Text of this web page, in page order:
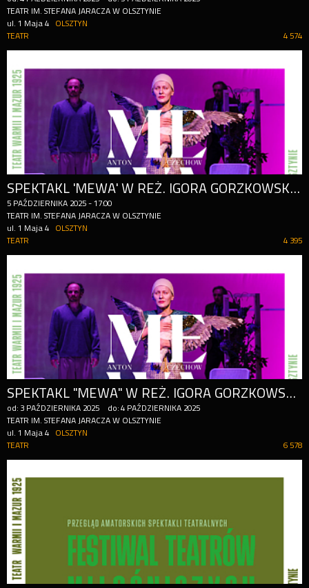
TEATR IM. STEFANA JARACZA W OLSZTYNIE
ul. 1 Maja 4
OLSZTYN
4 574
TEATR
SPEKTAKL 'MEWA' W REŻ. IGORA GORZKOWSKIEGO
5 PAŹDZIERNIKA 2025 -17:00
TEATR IM. STEFANA JARACZA W OLSZTYNIE
ul. 1 Maja 4
OLSZTYN
4 395
TEATR
SPEKTAKL "MEWA" W REŻ. IGORA GORZKOWSKIEGO N
od: 3 PAŹDZIERNIKA 2025 do:4 PAŹDZIERNIKA 2025
TEATR IM. STEFANA JARACZA W OLSZTYNIE
ul. 1 Maja 4
OLSZTYN
6 578
TEATR